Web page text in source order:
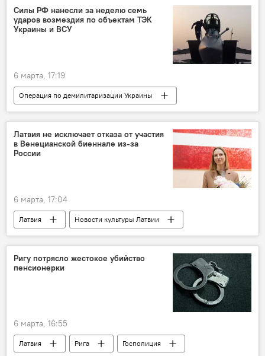
Силы РФ нанесли за неделю семь
ударов возмездия по объектам ТЭК
Украины и ВСУ
6 марта, 17:19
Операция по демилитаризации Украины
Россия
Украина
Минобороны РФ
военная операция
военная техника
военнослужащие
безопасность
Латвия не исключает отказа от участия
в Венецианской биеннале из-за
России
6 марта, 17:04
Латвия
Новости культуры Латвии
Россия
Венецианская биеннале
Агнесе Лаце
министр
Новости Латвии
выставка
Ригу потрясло жестокое убийство
пенсионерки
6 марта, 16:55
Латвия Рига
Госполиция